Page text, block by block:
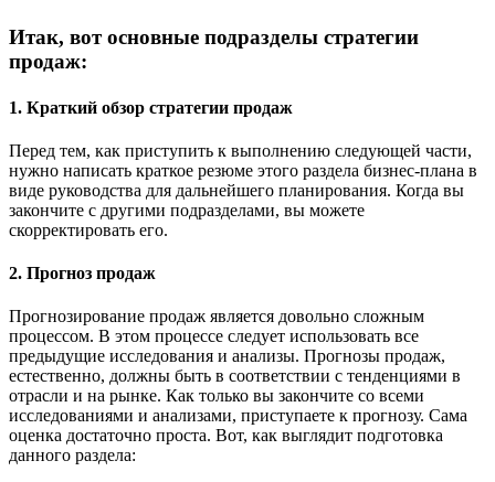
Итак, вот основные подразделы стратегии
продаж:
1. Краткий обзор стратегии продаж
Перед тем, как приступить к выполнению следующей части,
нужно написать краткое резюме этого раздела бизнес-плана в
виде руководства для дальнейшего планирования. Когда вы
закончите с другими подразделами, вы можете
скорректировать его.
2. Прогноз продаж
Прогнозирование продаж является довольно сложным
процессом. В этом процессе следует использовать все
предыдущие исследования и анализы. Прогнозы продаж,
естественно, должны быть в соответствии с тенденциями в
отрасли и на рынке. Как только вы закончите со всеми
исследованиями и анализами, приступаете к прогнозу. Сама
оценка достаточно проста. Вот, как выглядит подготовка
данного раздела: